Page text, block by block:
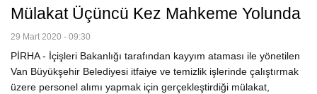
Mülakat Üçüncü Kez Mahkeme Yolunda
29 Mart 2020 - 09:30
PİRHA - İçişleri Bakanlığı tarafından kayyım ataması ile yönetilen
Van Büyükşehir Belediyesi itfaiye ve temizlik işlerinde çalıştırmak
üzere personel alımı yapmak için gerçekleştirdiği mülakat,